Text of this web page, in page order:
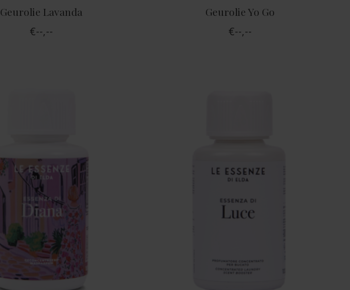
Geurolie Lavanda
€--,--
Geurolie Yo Go
€--,--